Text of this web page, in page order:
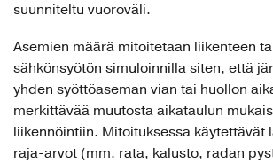
suunniteltu vuoroväli.
Asemien määrä mitoitetaan liikenteen
sähkönsyötön simuloinnilla siten, että
yhden syöttöaseman vian tai huollon
merkittävää muutosta aikataulun
liikennöintiin. Mitoituksessa käytettävät
raja-arvot (mm. rata, kalusto, radan